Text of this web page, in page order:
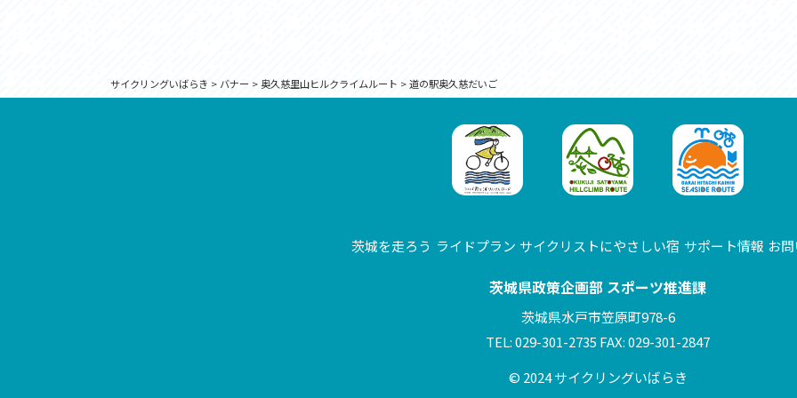
サイクリングいばらき > バナー > 奥久慈里山ヒルクライムルート >道の駅奥久慈だいご
茨城を走ろう ライドプラン サイクリストにやさしい宿 サポート情報 お
茨城県政策企画部 スポーツ推進課
茨城県水戸市笠原町978-6
TEL: 029-301-2735 FAX: 029-301-2847
© 2024 サイクリングいばらき